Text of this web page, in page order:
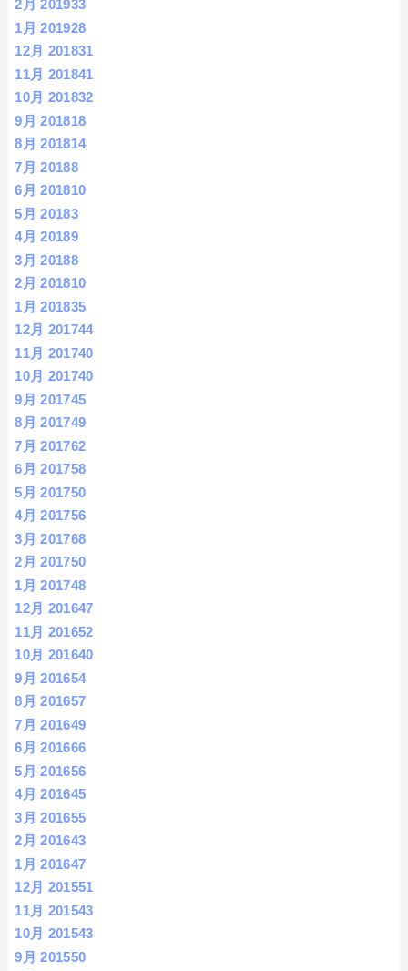
2月 201933
1月 201928
12月 201831
11月 201841
10月 201832
9月 201818
8月 201814
7月 20188
6月 201810
5月 20183
4月 20189
3月 20188
2月 201810
1月 201835
12月 201744
11月 201740
10月 201740
9月 201745
8月 201749
7月 201762
6月 201758
5月 201750
4月 201756
3月 201768
2月 201750
1月 201748
12月 201647
11月 201652
10月 201640
9月 201654
8月 201657
7月 201649
6月 201666
5月 201656
4月 201645
3月 201655
2月 201643
1月 201647
12月 201551
11月 201543
10月 201543
9月 201550